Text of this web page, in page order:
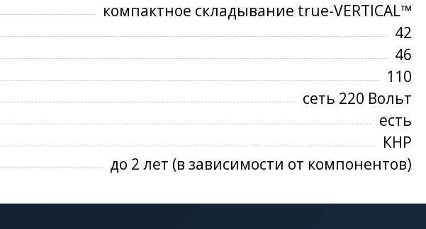
компактное складывание true-VERTICAL™
42
46
110
сеть 220 Вольт
есть
КНР
до 2 лет (в зависимости от компонентов)